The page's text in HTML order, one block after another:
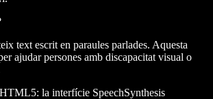
text escrit en paraules parlades. Aquesta
ajudar persones amb discapacitat visual o
la interfície SpeechSynthesis